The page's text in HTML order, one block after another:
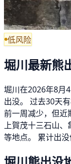
低风险
堀川最新熊
堀川在2026年8月
出没。 过去30天
前一周减少，但近
上賀茂十三石山、
等地点。 累计出没